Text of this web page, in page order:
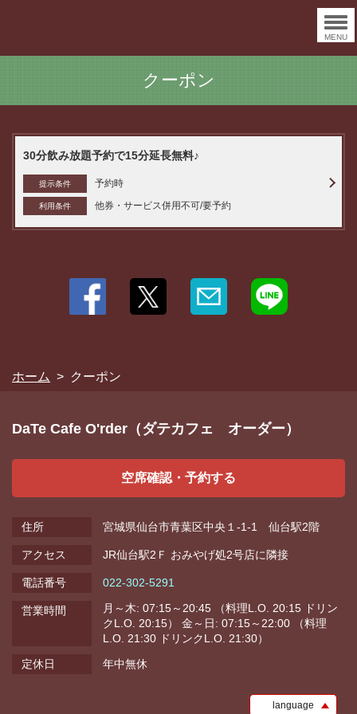
MENU
クーポン
30分飲み放題予約で15分延長無料♪
提示条件 予約時
利用条件 他券・サービス併用不可/要予約
ホーム クーポン
この店舗情報をシェアする
https://order-sendai.owst.jp/coupons
閉じる
DaTe Cafe O'rder（ダテカフェ オーダー）
空席確認・予約する
住所 宮城県仙台市青葉区中央１-1-1 仙台駅2階
アクセス JR仙台駅2Ｆ おみやげ処2号店に隣接
電話番号 022-302-5291
営業時間
月～木: 07:15～20:45 （料理L.O. 20:15 ドリン
クL.O. 20:15） 金～日: 07:15～22:00 （料理
L.O. 21:30 ドリンクL.O. 21:30）
定休日
年中無休
language